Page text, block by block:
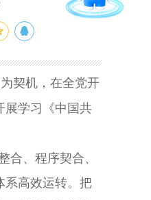
契机，在全党开
展学习《中国共
合、程序契合、
系高效运转。把